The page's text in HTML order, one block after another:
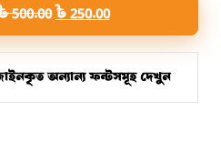
500.00Original
price
was:
৳ 500.00.
৳250.00Current
price
is:
৳ 250.00.
অন্যান্য ফন্টসমূহ দেখুন